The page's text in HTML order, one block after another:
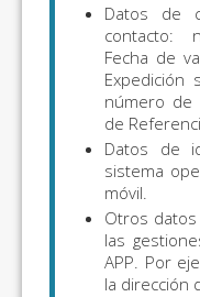
Datos de
contacto:
Fecha de
Expedición
número de
de
Datos de
sistema
móvil.
Otros
las
APP. Por
la dirección